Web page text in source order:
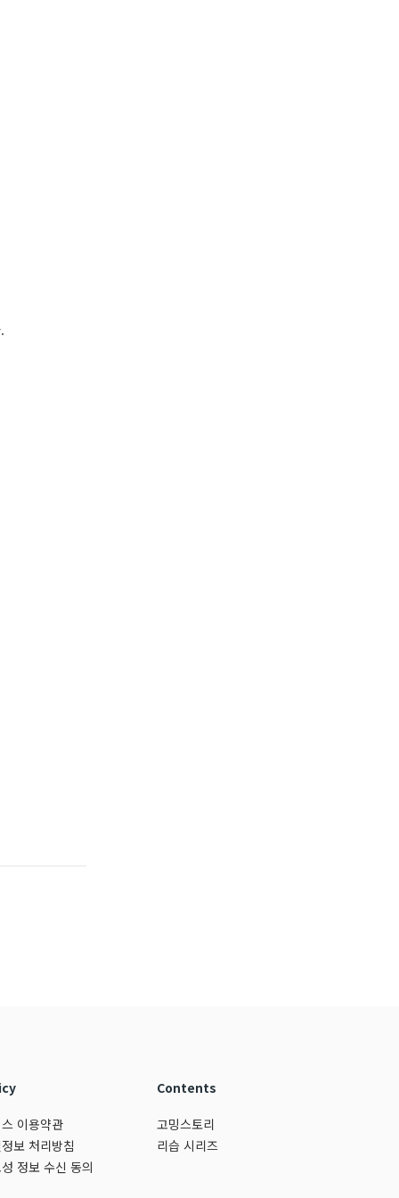
이용약관
보 처리방침
정보 수신 동의
Contents
고밍스토리
리습 시리즈